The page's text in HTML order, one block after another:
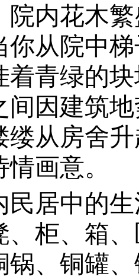
院内花木
从院中梯
着青绿的
间因建筑
缕从房舍
画意。
民居中的
、柜、箱
锅、铜罐